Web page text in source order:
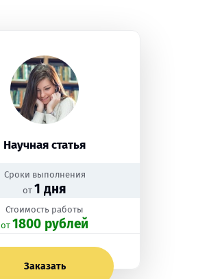
Научная статья
Сроки выполнения
от 1 дня
Стоимость работы
oт 1800 рублей
Заказать